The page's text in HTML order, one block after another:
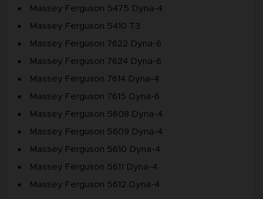
Massey Ferguson 5475 Dyna-4
Massey Ferguson 5410 T3
Massey Ferguson 7622 Dyna-6
Massey Ferguson 7624 Dyna-6
Massey Ferguson 7614 Dyna-4
Massey Ferguson 7615 Dyna-6
Massey Ferguson 5608 Dyna-4
Massey Ferguson 5609 Dyna-4
Massey Ferguson 5610 Dyna-4
Massey Ferguson 5611 Dyna-4
Massey Ferguson 5612 Dyna-4